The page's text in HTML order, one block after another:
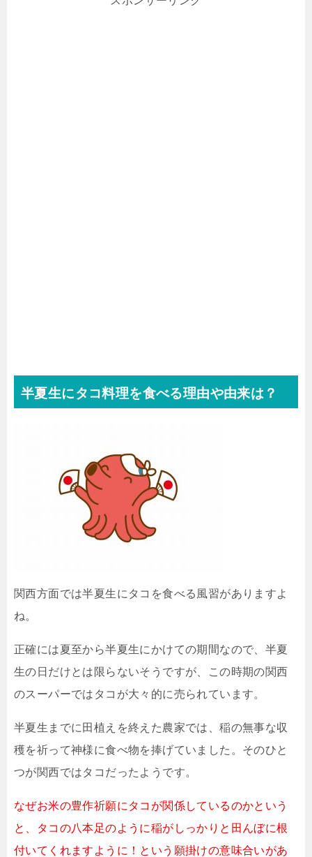
半夏生にタコ料理を食べる理由や由来は？
関西方面では半夏生にタコを食べる風習がありますよ
ね。
正確には夏至から半夏生にかけての期間なので、半夏
生の日だけとは限らないそうですが、この時期の関西
のスーパーではタコが大々的に売られています。
半夏生までに田植えを終えた農家では、稲の無事な収
穫を祈って神様に食べ物を捧げていました。そのひと
つが関西ではタコだったようです。
なぜお米の豊作祈願にタコが関係しているのかという
と、タコの八本足のように稲がしっかりと田んぼに根
付いてくれますように！という願掛けの意味合いがあ